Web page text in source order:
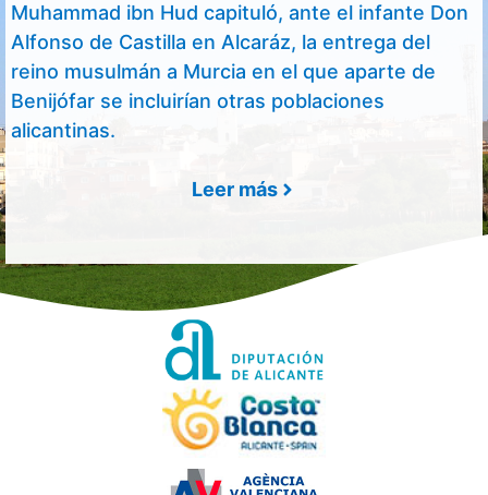
Muhammad ibn Hud capituló, ante el infante Don
Alfonso de Castilla en Alcaráz, la entrega del
reino musulmán a Murcia en el que aparte de
Benijófar se incluirían otras poblaciones
alicantinas.
Leer más